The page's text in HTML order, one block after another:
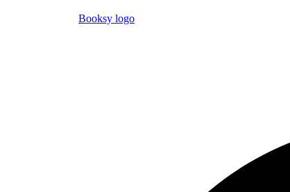
Booksy logo